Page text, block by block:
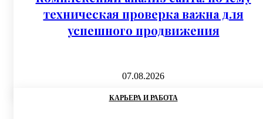
техническая проверка важна для
успешного продвижения
07.08.2026
КАРЬЕРА И РАБОТА